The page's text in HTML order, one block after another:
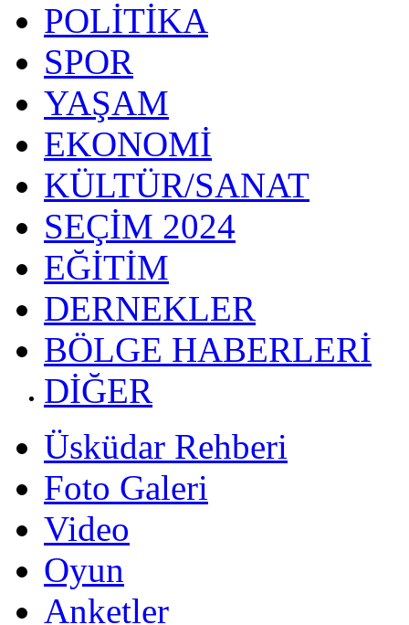
POLİTİKA
SPOR
YAŞAM
EKONOMİ
KÜLTÜR/SANAT
SEÇİM 2024
EĞİTİM
DERNEKLER
BÖLGE HABERLERİ
DİĞER
Üsküdar Rehberi
Foto Galeri
Video
Oyun
Anketler